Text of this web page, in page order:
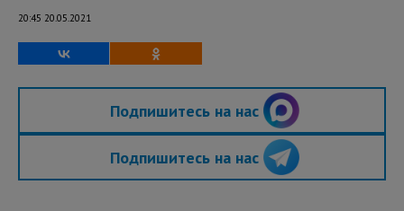
20:45 20.05.2021
Подпишитесь на нас
Подпишитесь на нас